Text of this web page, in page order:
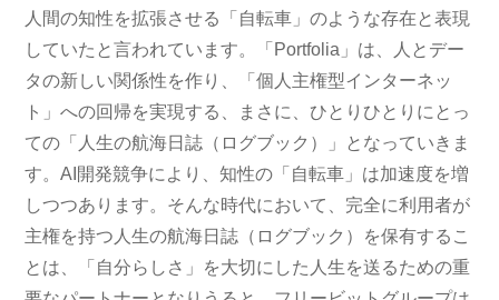
人間の知性を拡張させる「自転車」のような存在と表現
していたと言われています。「Portfolia」は、人とデー
タの新しい関係性を作り、「個人主権型インターネッ
ト」への回帰を実現する、まさに、ひとりひとりにとっ
ての「人生の航海日誌（ログブック）」となっていきま
す。AI開発競争により、知性の「自転車」は加速度を増
しつつあります。そんな時代において、完全に利用者が
主権を持つ人生の航海日誌（ログブック）を保有するこ
とは、「自分らしさ」を大切にした人生を送るための重